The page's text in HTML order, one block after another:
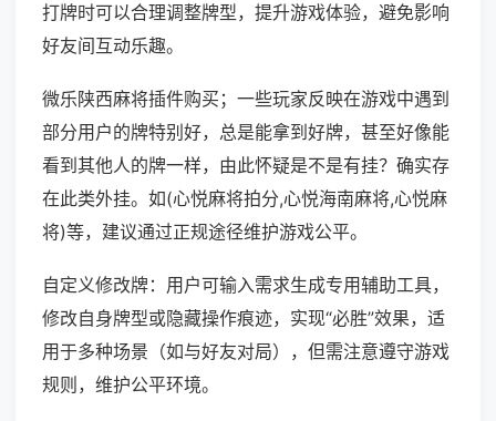
打牌时可以合理调整牌型，提升游戏体验，避免影响
好友间互动乐趣。
微乐陕西麻将插件购买；一些玩家反映在游戏中遇到
部分用户的牌特别好，总是能拿到好牌，甚至好像能
看到其他人的牌一样，由此怀疑是不是有挂？确实存
在此类外挂。如(心悦麻将拍分,心悦海南麻将,心悦麻
将)等，建议通过正规途径维护游戏公平。
自定义修改牌：用户可输入需求生成专用辅助工具，
修改自身牌型或隐藏操作痕迹，实现“必胜”效果，适
用于多种场景（如与好友对局），但需注意遵守游戏
规则，维护公平环境。